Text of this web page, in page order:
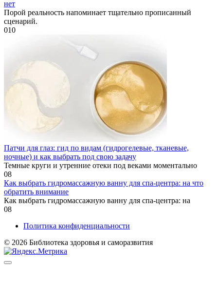
нет
Порой реальность напоминает тщательно прописанный
сценарий.
010
Патчи для глаз: гид по видам (гидрогелевые, тканевые,
ночные) и как выбрать под свою задачу
Темные круги и утренние отеки под веками моментально
08
Как выбрать гидромассажную ванну для спа-центра: на что
обратить внимание
Как выбрать гидромассажную ванну для спа-центра: на
08
Политика конфиденциальности
© 2026 Библиотека здоровья и саморазвития